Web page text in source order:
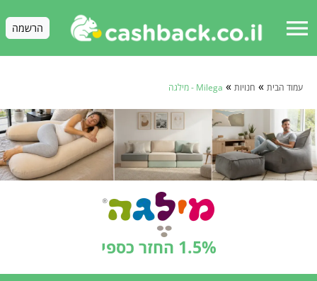
menu הרשמה
עמוד הבית » חנויות » Milega - מילגה
1.5% החזר כספי